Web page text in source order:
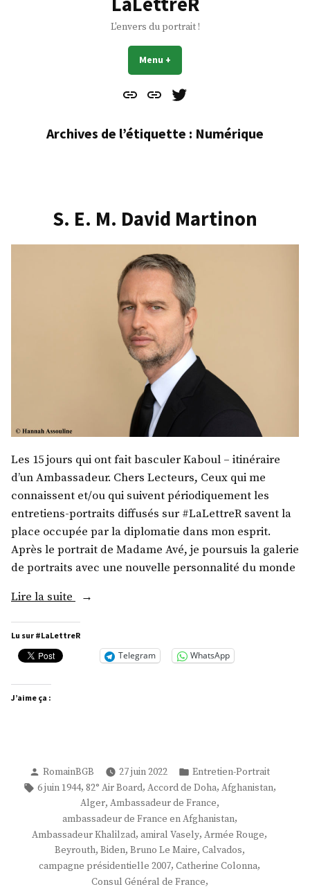
L'envers du portrait !
Menu +
Contact
À
Mes
Archives de l’étiquette : Numérique
S. E. M. David Martinon
Les 15 jours qui ont fait basculer Kaboul – itinéraire
d’un Ambassadeur. Chers Lecteurs, Ceux qui me
connaissent et/ou qui suivent périodiquement les
entretiens-portraits diffusés sur #LaLettreR savent la
place occupée par la diplomatie dans mon esprit.
Après le portrait de Madame Avé, je poursuis la galerie
de portraits avec une nouvelle personnalité du monde
Lire la suite « S.
M.
David
Lu sur #LaLettreR
Telegram WhatsApp
J’aime ça :
Publié
par
RomainBGB 27 juin 2022
Publié
dans
Entretien-Portrait
Étiquettes :
6 juin 1944, 82° Air Board, Accord de Doha, Afghanistan,
Alger, Ambassadeur de France,
ambassadeur de France en Afghanistan,
Ambassadeur Khalilzad, amiral Vasely, Armée Rouge,
Beyrouth, Biden, Bruno Le Maire, Calvados,
campagne présidentielle 2007, Catherine Colonna,
Consul Général de France,